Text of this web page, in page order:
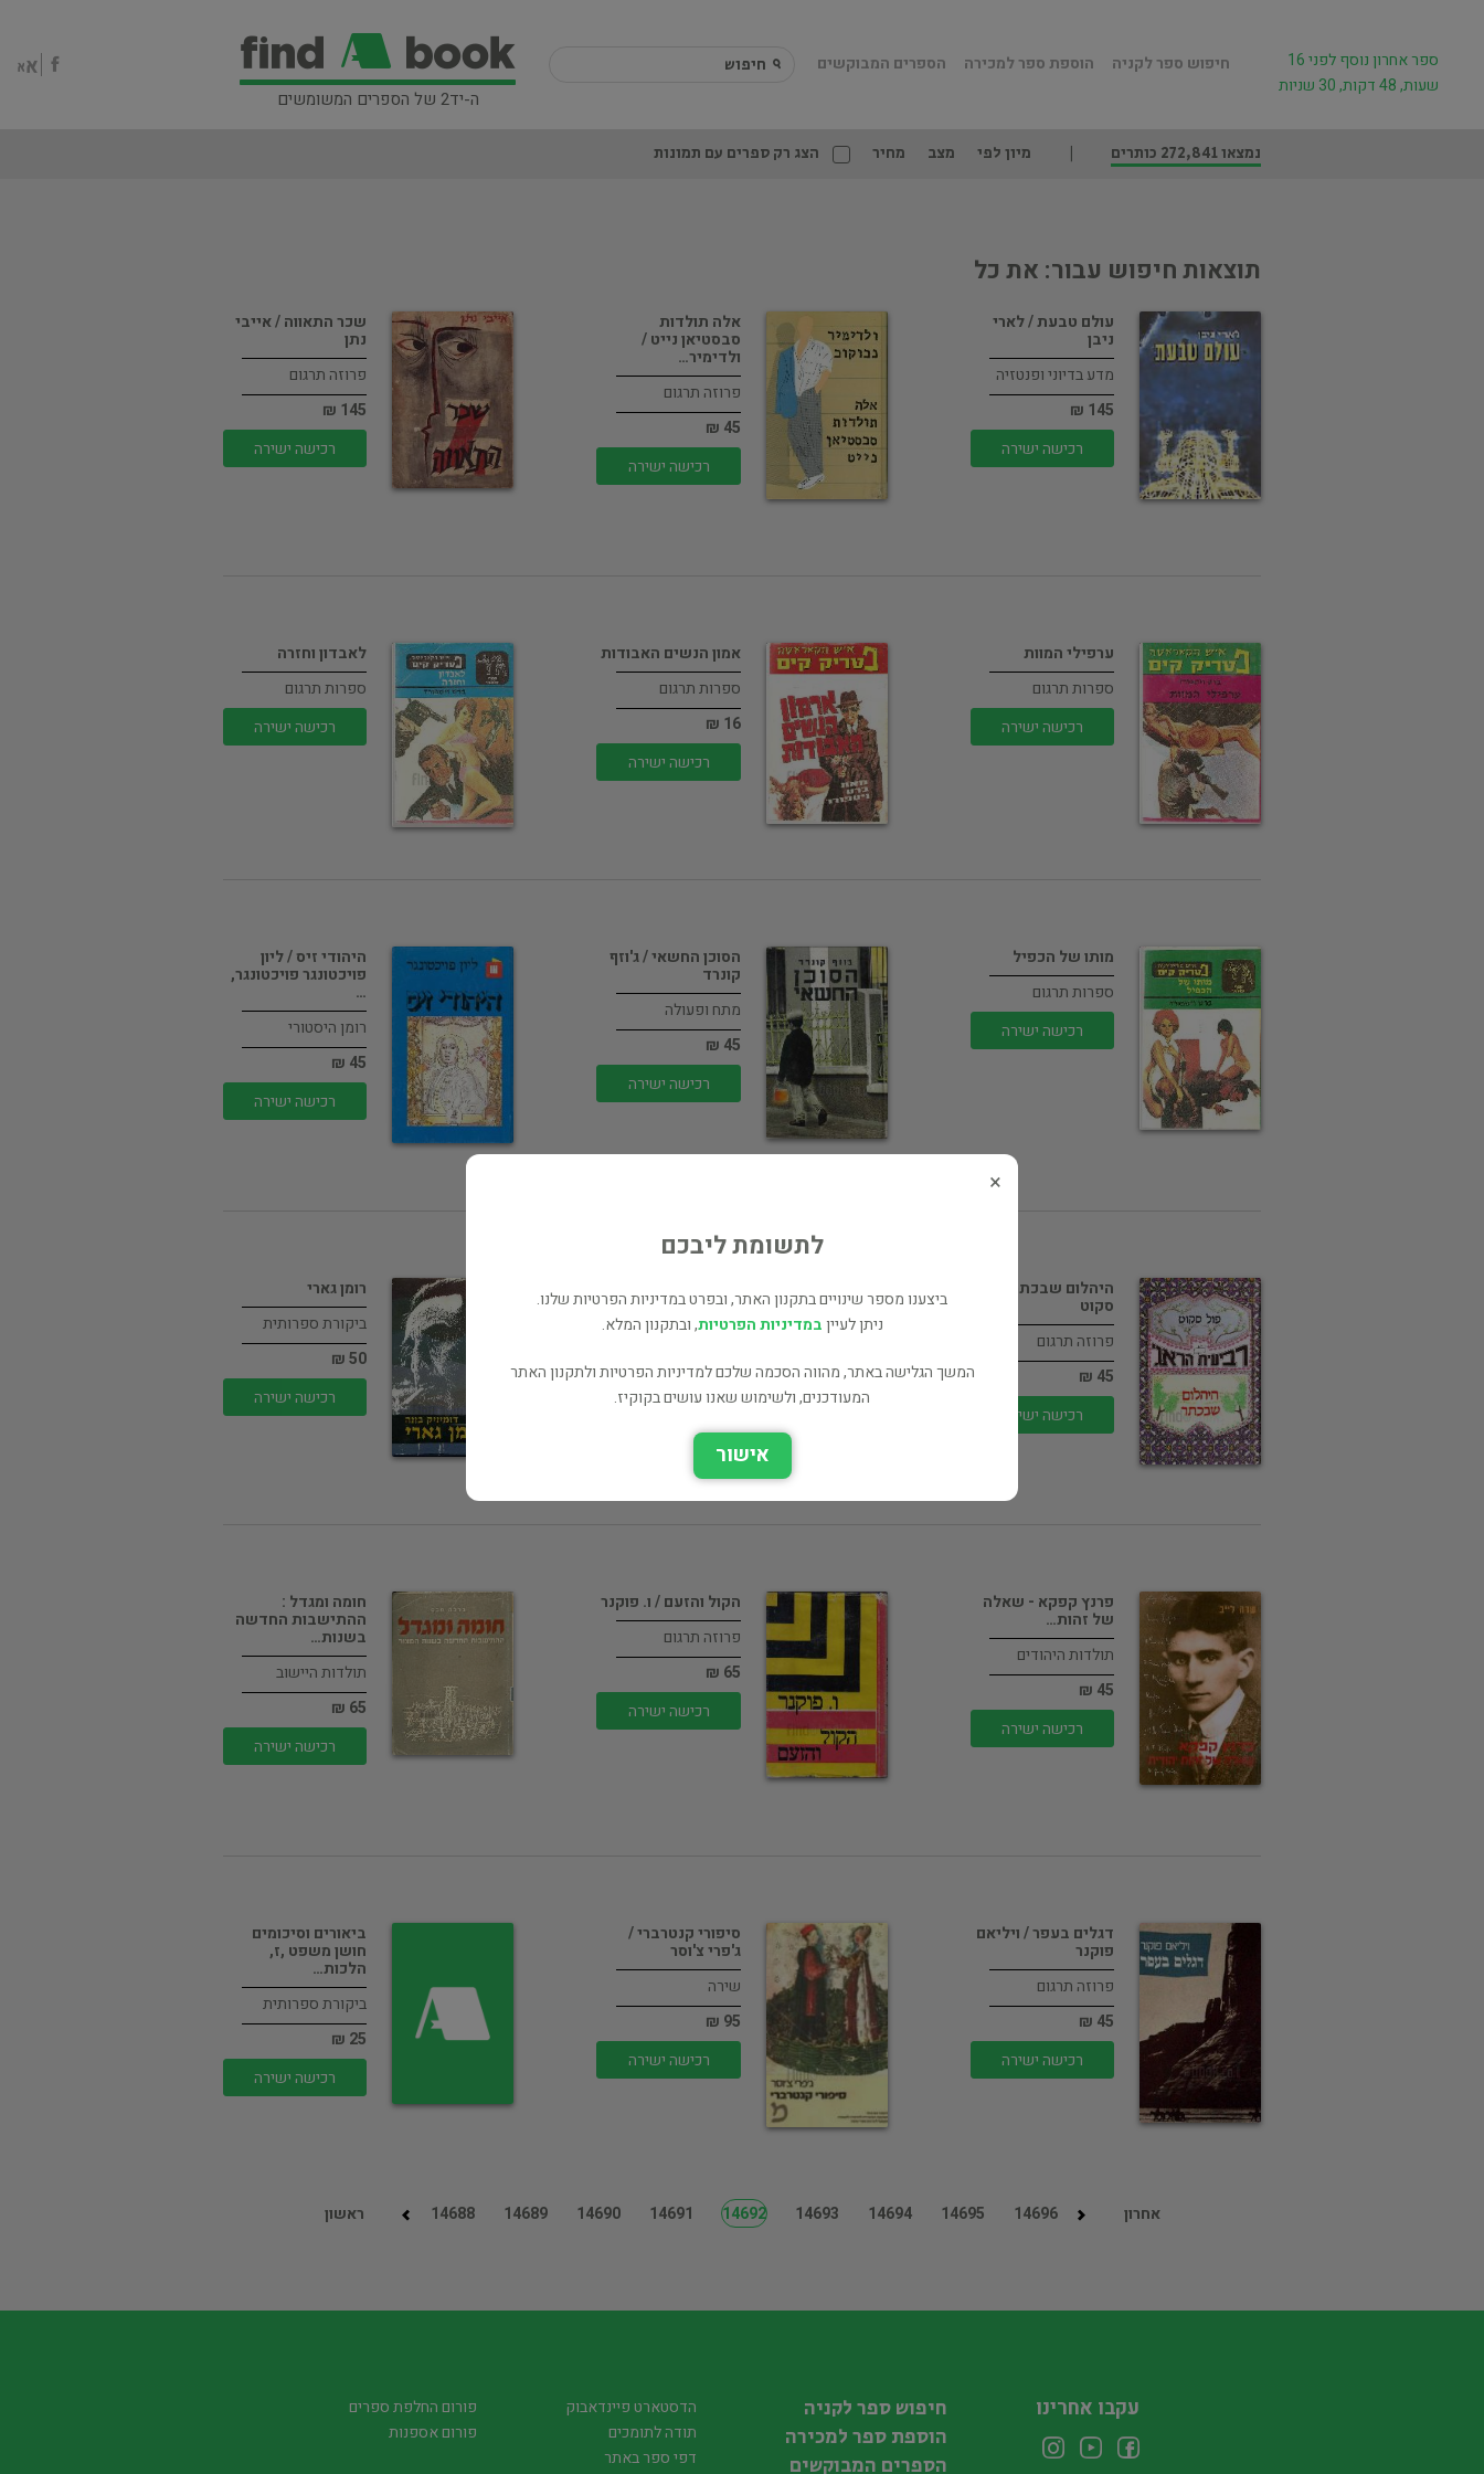
ה-יד2 של הספרים המשומשים
חיפוש ספר לקניה הוספת ספר למכירה הספרים המבוקשים
ספר אחרון נוסף לפני 16
שעות, 48 דקות, 30 שניות
נמצאו 272,841 כותרים מיון לפי מצב מחיר הצג רק ספרים עם תמונות
תוצאות חיפוש עבור: את כל
עולם טבעת / לארי
ניבן
מדע בדיוני ופנטזיה
145 ₪
רכישה ישירה
אלה תולדות
סבסטיאן נייט /
ולדימיר…
פרוזה תרגום
45 ₪
רכישה ישירה
שכר התאווה / אייבי
נתן
פרוזה תרגום
145 ₪
רכישה ישירה
ערפילי המוות
ספרות תרגום
רכישה ישירה
אמון הנשים האבודות
ספרות תרגום
16 ₪
רכישה ישירה
לאבדון וחזרה
ספרות תרגום
רכישה ישירה
מותו של הכפיל
ספרות תרגום
רכישה ישירה
הסוכן החשאי / ג'וזף
קונרד
מתח ופעולה
45 ₪
רכישה ישירה
היהודי זיס / ליון
פויכטונגר פויכטונגר,
…
רומן היסטורי
45 ₪
רכישה ישירה
היהלום שבכתר / פול
סקוט
פרוזה תרגום
45 ₪
רכישה ישירה
סטפן צווייג
45 ₪
רומן גארי
ביקורת ספרותית
50 ₪
רכישה ישירה
פרנץ קפקא - שאלה
של זהות…
תולדות היהודים
45 ₪
רכישה ישירה
הקול והזעם / ו. פוקנר
פרוזה תרגום
65 ₪
רכישה ישירה
חומה ומגדל :
ההתישבות החדשה
בשנות…
תולדות היישוב
65 ₪
רכישה ישירה
דגלים בעפר / ויליאם
פוקנר
פרוזה תרגום
45 ₪
רכישה ישירה
סיפורי קנטרברי /
ג'פרי צ'וסר
שירה
95 ₪
רכישה ישירה
ביאורים וסיכומים
חושן משפט ,ז,
הלכות…
ביקורת ספרותית
25 ₪
רכישה ישירה
ראשון 14688 14689 14690 14691 14692 14693 14694 14695 14696 אחרון
×
לתשומת ליבכם
ביצענו מספר שינויים בתקנון האתר, ובפרט במדיניות הפרטיות שלנו.
ניתן לעייןבמדיניות הפרטיות, ובתקנון המלא.
המשך הגלישה באתר, מהווה הסכמה שלכם למדיניות הפרטיות ולתקנון האתר
המעודכנים, ולשימוש שאנו עושים בקוקיז.
אישור
עקבו אחרינו
חיפוש ספר לקניה
הוספת ספר למכירה
הספרים המבוקשים
הדסטארט פיינדאבוק
תודה לתומכים
דפי ספר באתר
פורום החלפת ספרים
פורום אספנות